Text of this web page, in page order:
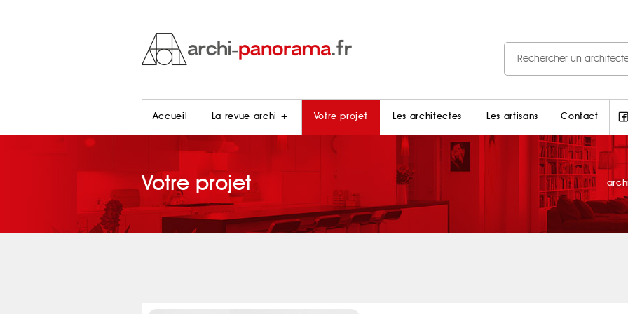
Accueil La revue archi + Votre projet Les architectes Les artisans Contact
Votre projet